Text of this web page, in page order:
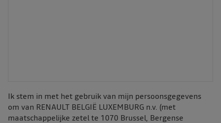
Ik stem in met het gebruik van mijn persoonsgegevens
om van RENAULT BELGIË LUXEMBURG n.v. (met
maatschappelijke zetel te 1070 Brussel, Bergense